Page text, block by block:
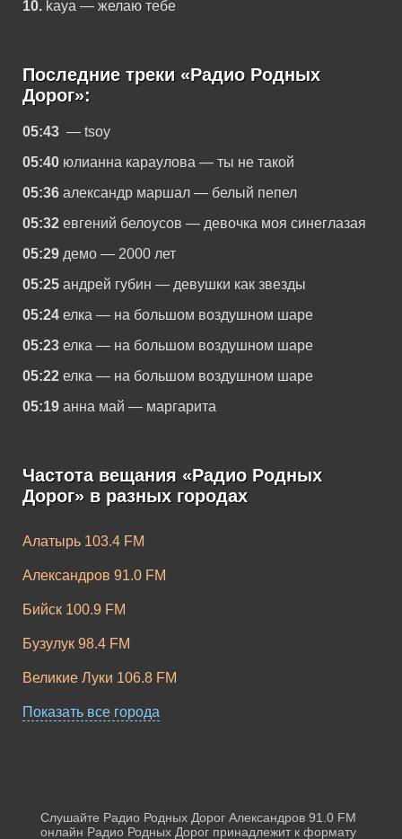
10. kaya — желаю тебе
Последние треки «Радио Родных
Дорог»:
05:43 — tsoy
05:40 юлианна караулова — ты не такой
05:36 александр маршал — белый пепел
05:32 евгений белоусов — девочка моя синеглазая
05:29 демо — 2000 лет
05:25 андрей губин — девушки как звезды
05:24 елка — на большом воздушном шаре
05:23 елка — на большом воздушном шаре
05:22 елка — на большом воздушном шаре
05:19 анна май — маргарита
Частота вещания «Радио Родных
Дорог» в разных городах
Алатырь 103.4 FM
Александров 91.0 FM
Бийск 100.9 FM
Бузулук 98.4 FM
Великие Луки 106.8 FM
Волоколамск 102.3 FM
Гусь-Хрустальный 96.8 FM
Показать все города
Слушайте Радио Родных Дорог Александров 91.0 FM
онлайн Радио Родных Дорог принадлежит к формату